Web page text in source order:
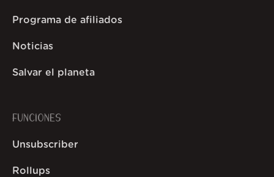
Programa de afiliados
Noticias
Salvar el planeta
FUNCIONES
Unsubscriber
Rollups